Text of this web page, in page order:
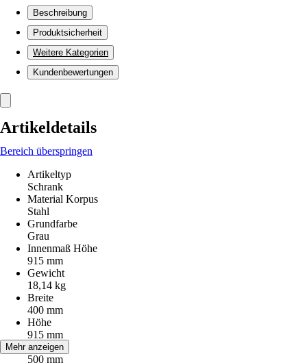
Beschreibung
Produktsicherheit
Weitere Kategorien
Kundenbewertungen
Artikeldetails
Bereich überspringen
Artikeltyp
Schrank
Material Korpus
Stahl
Grundfarbe
Grau
Innenmaß Höhe
915 mm
Gewicht
18,14 kg
Breite
400 mm
Höhe
915 mm
Tiefe
500 mm
Mehr anzeigen